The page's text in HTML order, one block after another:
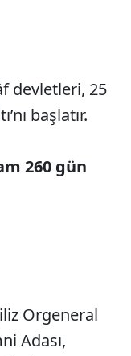
devletleri, 25
başlatır.
260 gün
Orgeneral
Adası,